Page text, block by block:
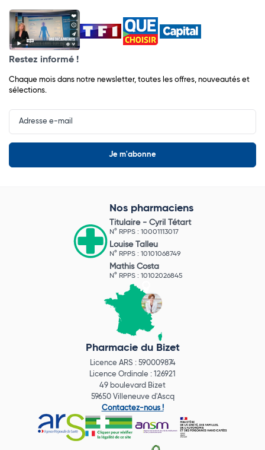
Restez informé !
Chaque mois dans notre newsletter, toutes les offres, nouveautés et
sélections.
Input
Newsletter
Nos pharmaciens
Titulaire - Cyril Tétart
N° RPPS : 10001113017
Louise Talleu
N° RPPS : 10101068749
Mathis Costa
N° RPPS : 10102026845
Pharmacie du Bizet
Licence ARS : 590009874
Licence Ordinale : 126921
49 boulevard Bizet
59650 Villeneuve d'Ascq
Contactez-nous !